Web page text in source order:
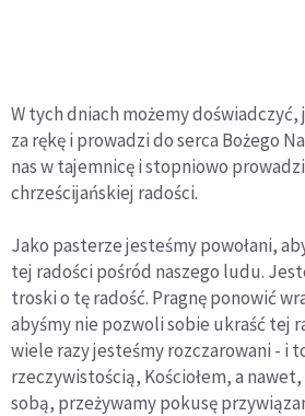
W tych dniach możemy
za rękę i prowadzi do serca Bożego
nas w tajemnicę i stopniowo prowadzi
chrześcijańskiej radości.
Jako pasterze jesteśmy powołani,
tej radości pośród naszego ludu.
troski o tę radość. Pragnę ponowić
abyśmy nie pozwoli sobie ukraść tej
wiele razy jesteśmy rozczarowani - i
rzeczywistością, Kościołem, a
sobą, przeżywamy pokusę